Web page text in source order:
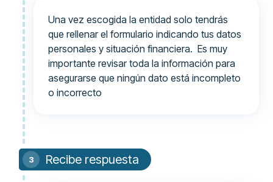
Una vez escogida la entidad solo tendrás
que rellenar el formulario indicando tus datos
personales y situación financiera. Es muy
importante revisar toda la información para
asegurarse que ningún dato está incompleto
o incorrecto
Recibe respuesta